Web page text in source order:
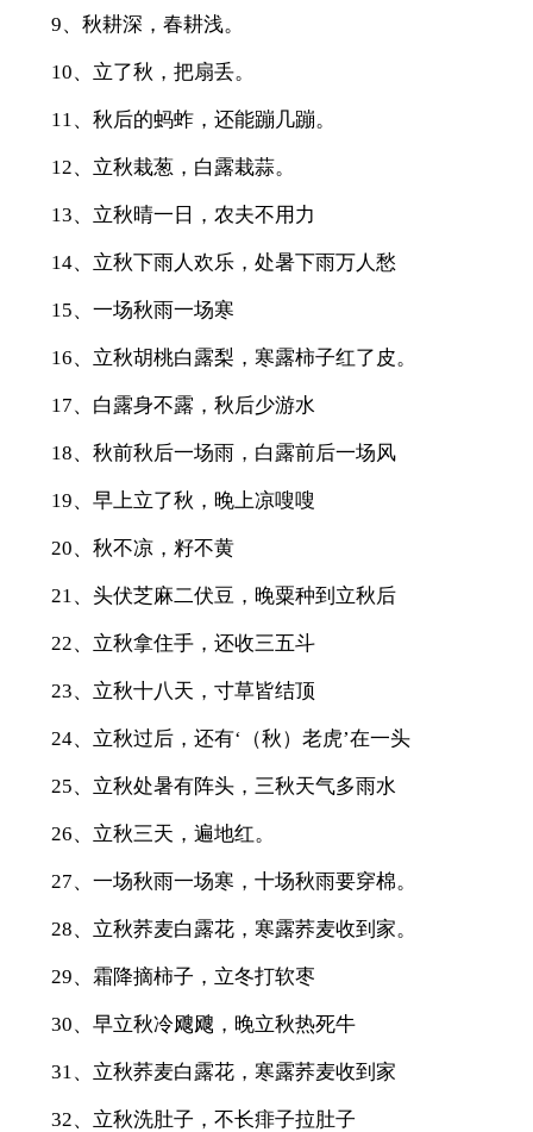
9、秋耕深，春耕浅。
10、立了秋，把扇丢。
11、秋后的蚂蚱，还能蹦几蹦。
12、立秋栽葱，白露栽蒜。
13、立秋晴一日，农夫不用力
14、立秋下雨人欢乐，处暑下雨万人愁
15、一场秋雨一场寒
16、立秋胡桃白露梨，寒露柿子红了皮。
17、白露身不露，秋后少游水
18、秋前秋后一场雨，白露前后一场风
19、早上立了秋，晚上凉嗖嗖
20、秋不凉，籽不黄
21、头伏芝麻二伏豆，晚粟种到立秋后
22、立秋拿住手，还收三五斗
23、立秋十八天，寸草皆结顶
24、立秋过后，还有‘（秋）老虎’在一头
25、立秋处暑有阵头，三秋天气多雨水
26、立秋三天，遍地红。
27、一场秋雨一场寒，十场秋雨要穿棉。
28、立秋荞麦白露花，寒露荞麦收到家。
29、霜降摘柿子，立冬打软枣
30、早立秋冷飕飕，晚立秋热死牛
31、立秋荞麦白露花，寒露荞麦收到家
32、立秋洗肚子，不长痱子拉肚子